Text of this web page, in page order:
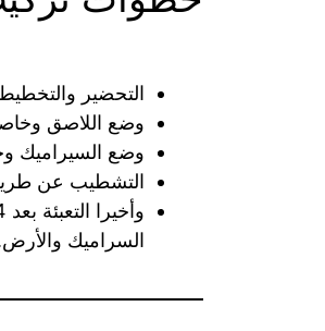
التحضير
وضع اللاصق
وضع السيراميك
التشطيب عن
السراميك